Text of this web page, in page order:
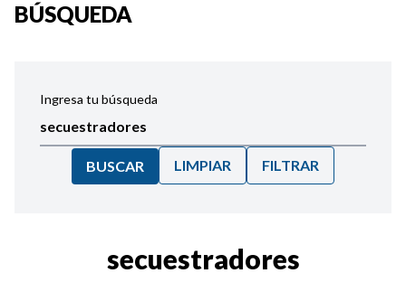
BÚSQUEDA
Ingresa tu búsqueda
BUSCAR LIMPIAR FILTRAR
secuestradores